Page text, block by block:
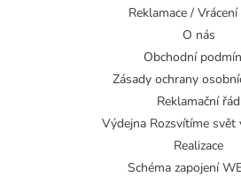
Reklamace /
O nás
Obchodní
Zásady ochrany
Reklamační řád
Výdejna Rozsvítíme svět
Realizace
Schéma zapojení